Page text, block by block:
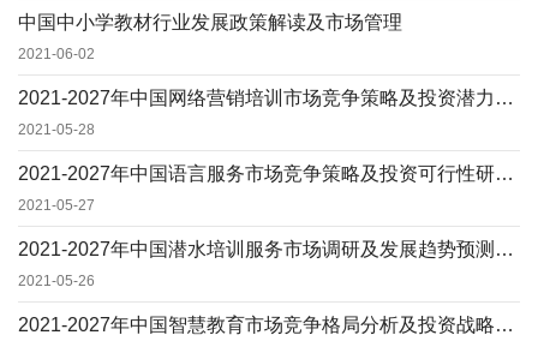
中国中小学教材行业发展政策解读及市场管理
2021-06-02
2021-2027年中国网络营销培训市场竞争策略及投资潜力可行性研究预测报告
2021-05-28
2021-2027年中国语言服务市场竞争策略及投资可行性研究报告
2021-05-27
2021-2027年中国潜水培训服务市场调研及发展趋势预测报告
2021-05-26
2021-2027年中国智慧教育市场竞争格局分析及投资战略研究可行性报告